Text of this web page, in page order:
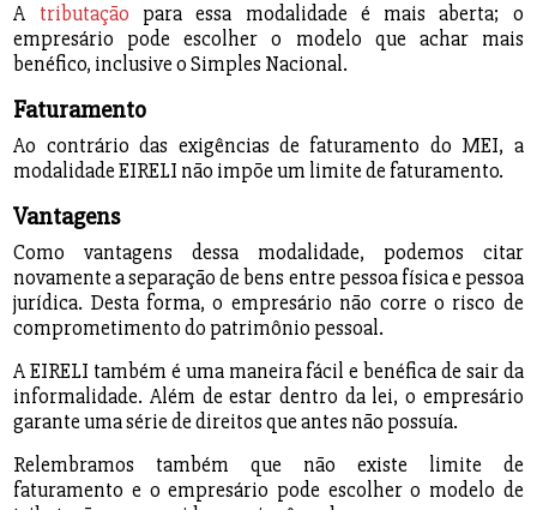
A tributação para essa modalidade é mais aberta; o
empresário pode escolher o modelo que achar mais
benéfico, inclusive o Simples Nacional.
Faturamento
Ao contrário das exigências de faturamento do MEI, a
modalidade EIRELI não impõe um limite de faturamento.
Vantagens
Como vantagens dessa modalidade, podemos citar
novamente a separação de bens entre pessoa física e pessoa
jurídica. Desta forma, o empresário não corre o risco de
comprometimento do patrimônio pessoal.
A EIRELI também é uma maneira fácil e benéfica de sair da
informalidade. Além de estar dentro da lei, o empresário
garante uma série de direitos que antes não possuía.
Relembramos também que não existe limite de
faturamento e o empresário pode escolher o modelo de